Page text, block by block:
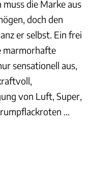
die Marke aus
doch den
er selbst. Ein frei
marmorhafte
sensationell aus,
von Luft, Super,
...